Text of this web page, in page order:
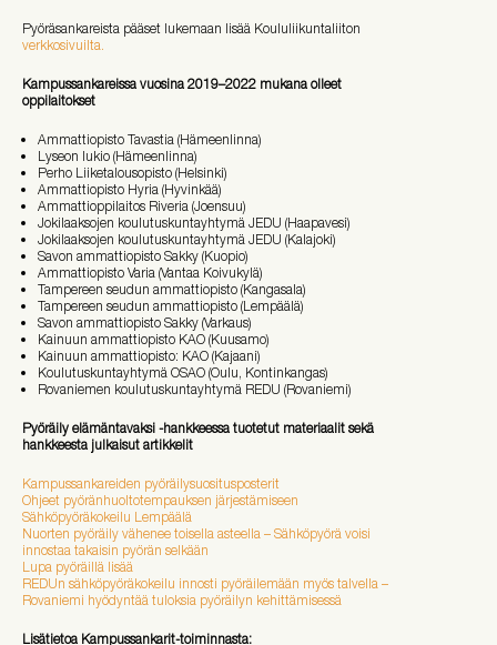
Pyöräsankareista pääset lukemaan lisää Koululiikuntaliiton
verkkosivuilta.
Kampussankareissa vuosina 2019–2022 mukana olleet
oppilaitokset
Ammattiopisto Tavastia (Hämeenlinna)
Lyseon lukio (Hämeenlinna)
Perho Liiketalousopisto (Helsinki)
Ammattiopisto Hyria (Hyvinkää)
Ammattioppilaitos Riveria (Joensuu)
Jokilaaksojen koulutuskuntayhtymä JEDU (Haapavesi)
Jokilaaksojen koulutuskuntayhtymä JEDU (Kalajoki)
Savon ammattiopisto Sakky (Kuopio)
Ammattiopisto Varia (Vantaa Koivukylä)
Tampereen seudun ammattiopisto (Kangasala)
Tampereen seudun ammattiopisto (Lempäälä)
Savon ammattiopisto Sakky (Varkaus)
Kainuun ammattiopisto KAO (Kuusamo)
Kainuun ammattiopisto: KAO (Kajaani)
Koulutuskuntayhtymä OSAO (Oulu, Kontinkangas)
Rovaniemen koulutuskuntayhtymä REDU (Rovaniemi)
Pyöräily elämäntavaksi -hankkeessa tuotetut materiaalit sekä
hankkeesta julkaisut artikkelit
Kampussankareiden pyöräilysuositusposterit
Ohjeet pyöränhuoltotempauksen järjestämiseen
Sähköpyöräkokeilu Lempäälä
Nuorten pyöräily vähenee toisella asteella – Sähköpyörä voisi
innostaa takaisin pyörän selkään
Lupa pyöräillä lisää
REDUn sähköpyöräkokeilu innosti pyöräilemään myös talvella –
Rovaniemi hyödyntää tuloksia pyöräilyn kehittämisessä
Lisätietoa Kampussankarit-toiminnasta: